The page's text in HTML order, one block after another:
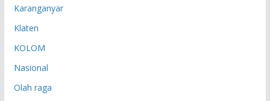
Karanganyar
Klaten
KOLOM
Nasional
Olah raga